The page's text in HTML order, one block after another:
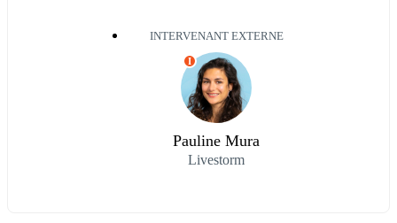
INTERVENANT EXTERNE
I
Pauline Mura
Livestorm